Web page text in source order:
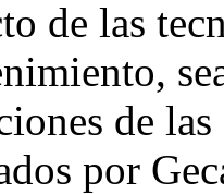
de las
de
por